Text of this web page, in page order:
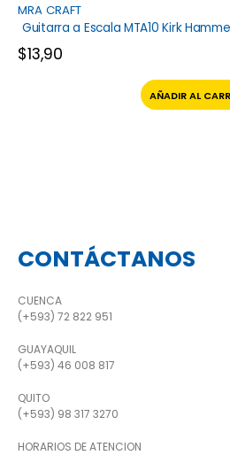
MRA CRAFT
Guitarra a Escala MTA10 Kirk
$13,90
AÑADIR AL
CONTÁCTANOS
CUENCA
(+593) 72 822 951
GUAYAQUIL
(+593) 46 008 817
QUITO
(+593) 98 317 3270
HORARIOS DE ATENCION